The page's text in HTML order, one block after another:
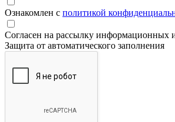
Ознакомлен с политикой
Согласен на рассылку информационных
Защита от автоматического заполнения